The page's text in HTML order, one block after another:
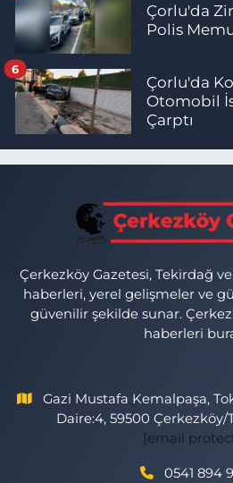
Çorlu'da
Polis
Çorlu'da
Otomobil
Çarptı
6
Çerkezköy Gazetesi, Tekirdağ
haberleri, yerel gelişmeler ve
güvenilir şekilde sunar.
haberleri
Gazi Mustafa Kemalpaşa,
Daire:4, 59500
[email
0541 894